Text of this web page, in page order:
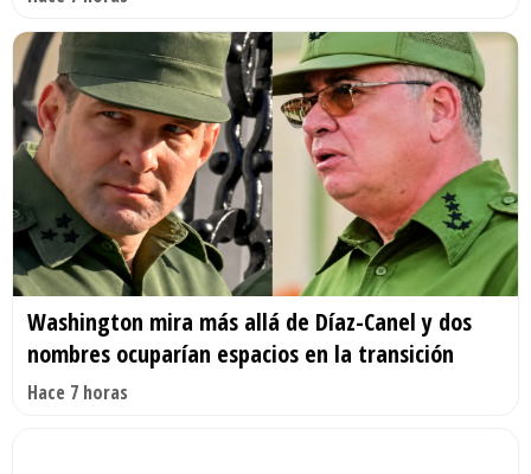
Washington mira más allá de Díaz-Canel y dos
nombres ocuparían espacios en la transición
Hace 7 horas